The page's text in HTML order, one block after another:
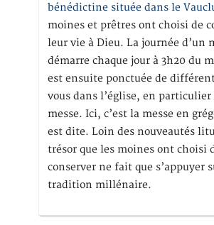
bénédictine située dans le
moines et prêtres ont choisi de
leur vie à Dieu. La journée d’un
démarre chaque jour à 3h20 du
est ensuite ponctuée de
vous dans l’église, en particulier
messe. Ici, c’est la messe en
est dite. Loin des nouveautés
trésor que les moines ont choisi
conserver ne fait que s’appuyer
tradition millénaire.